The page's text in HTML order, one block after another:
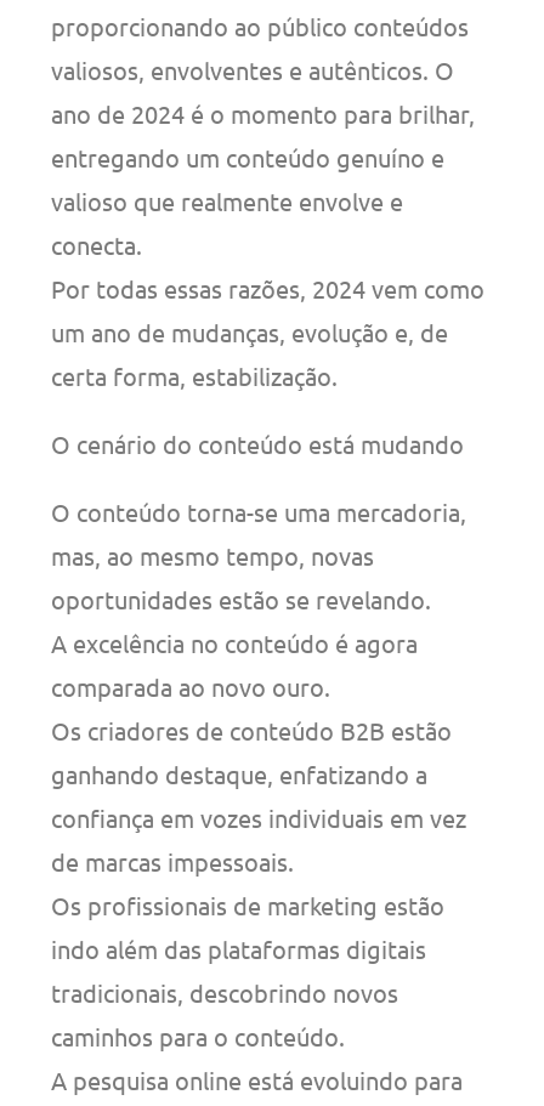
proporcionando ao público conteúdos
valiosos, envolventes e autênticos. O
ano de 2024 é o momento para brilhar,
entregando um conteúdo genuíno e
valioso que realmente envolve e
conecta.
Por todas essas razões, 2024 vem como
um ano de mudanças, evolução e, de
certa forma, estabilização.
O cenário do conteúdo está mudando
O conteúdo torna-se uma mercadoria,
mas, ao mesmo tempo, novas
oportunidades estão se revelando.
A excelência no conteúdo é agora
comparada ao novo ouro.
Os criadores de conteúdo B2B estão
ganhando destaque, enfatizando a
confiança em vozes individuais em vez
de marcas impessoais.
Os profissionais de marketing estão
indo além das plataformas digitais
tradicionais, descobrindo novos
caminhos para o conteúdo.
A pesquisa online está evoluindo para